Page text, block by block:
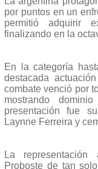
por puntos en un
permitió adquirir
finalizando en la
En la categoría
destacada
combate venció por
mostrando
presentación fue
Laynne Ferreira y
La
Proboste de tan